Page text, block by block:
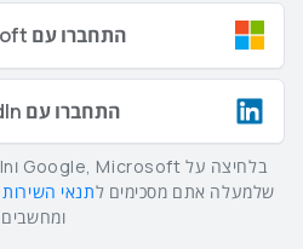
התחברו עם Microsoft
התחברו עם LinkedIn
שלמעלה אתם מסכימים לתנאי השירות
ומחשבים.